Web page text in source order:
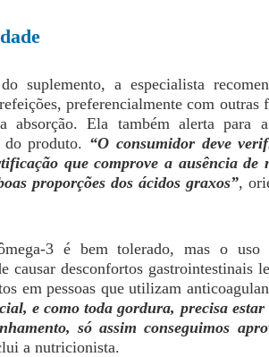
suplemento, a especialista
preferencialmente com outras
Ela também alerta para
do produto. “O consumidor deve
que comprove a ausência de
proporções dos ácidos graxos”,
3 é bem tolerado, mas o uso
causar desconfortos gastrointestinais
em pessoas que utilizam
e como toda gordura, precisa
só assim conseguimos
a nutricionista.